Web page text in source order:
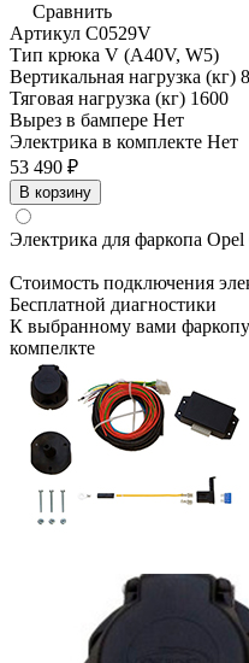
Сравнить
Артикул C0529V
Тип крюка V (A40V, W5)
Вертикальная нагрузка (кг)
Тяговая нагрузка (кг) 1600
Вырез в бампере Нет
Электрика в комплекте Нет
53 490 ₽
В корзину
Электрика для фаркопа Opel
Стоимость подключения
Бесплатной диагностики
К выбранному вами фаркопу
компелкте